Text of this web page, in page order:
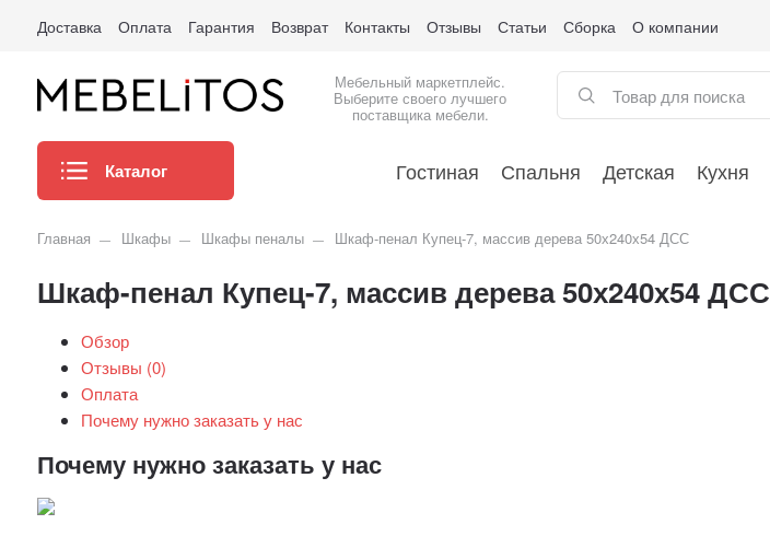
Доставка Оплата Гарантия Возврат Контакты Отзывы Статьи Сборка О компании
Мебельный маркетплейс.
Выберите своего лучшего
поставщика мебели.
Каталог Гостиная Спальня Детская Кухня
Главная Шкафы Шкафы пеналы Шкаф-пенал Купец-7, массив дерева 50х240х54 ДСС
Шкаф-пенал Купец-7, массив дерева 50х240х54 ДСС
Обзор
Отзывы (0)
Оплата
Почему нужно заказать у нас
Почему нужно заказать у нас